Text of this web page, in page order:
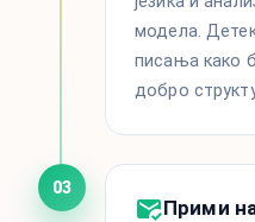
модела.
писања како
добро
03
Прими